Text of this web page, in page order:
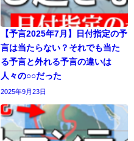
【予言2025年7月】日付指定の予
言は当たらない？それでも当た
る予言と外れる予言の違いは
人々の○○だった
2025年9月23日